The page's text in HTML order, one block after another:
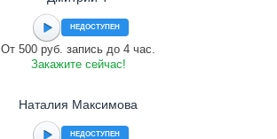
НЕДОСТУПЕН
От 500 руб. запись до 4 час.
Закажите сейчас!
Наталия Максимова
НЕДОСТУПЕН